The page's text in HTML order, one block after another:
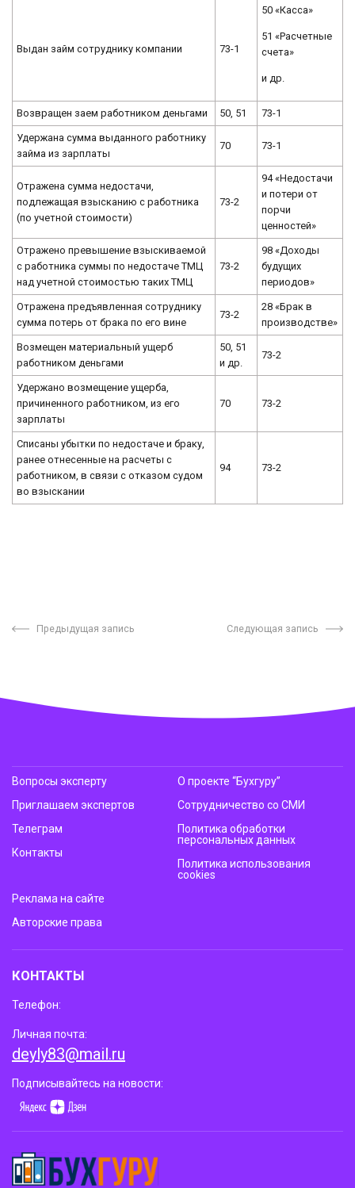
Выдан займ сотруднику компании 73-1
50 «Касса»
51 «Расчетные
счета»
и др.
Возвращен заем работником деньгами 50, 51 73-1
Удержана сумма выданного работнику
займа из зарплаты
70 73-1
Отражена сумма недостачи,
подлежащая взысканию с работника
(по учетной стоимости)
73-2
94 «Недостачи
и потери от
порчи
ценностей»
Отражено превышение взыскиваемой
с работника суммы по недостаче ТМЦ
над учетной стоимостью таких ТМЦ
73-2
98 «Доходы
будущих
периодов»
Отражена предъявленная сотруднику
сумма потерь от брака по его вине
73-2
28 «Брак в
производстве»
Возмещен материальный ущерб
работником деньгами
50, 51
и др.
73-2
Удержано возмещение ущерба,
причиненного работником, из его
зарплаты
70 73-2
Списаны убытки по недостаче и браку,
ранее отнесенные на расчеты с
работником, в связи с отказом судом
во взыскании
94 73-2
Предыдущая запись Следующая запись
Вопросы эксперту
Приглашаем экспертов
Телеграм
Контакты
О проекте “Бухгуру”
Сотрудничество со СМИ
Политика обработки
персональных данных
Политика использования
cookies
Реклама на сайте
Авторские права
КОНТАКТЫ
Телефон:
Личная почта:
deyly83@mail.ru
Подписывайтесь на новости: